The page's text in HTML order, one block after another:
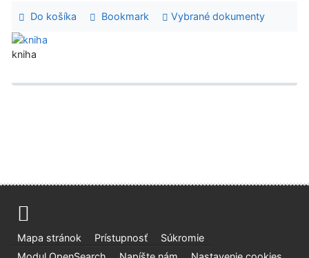
Do košíka Bookmark Vybrané dokumenty
kniha
Mapa stránok Prístupnosť
Súkromie